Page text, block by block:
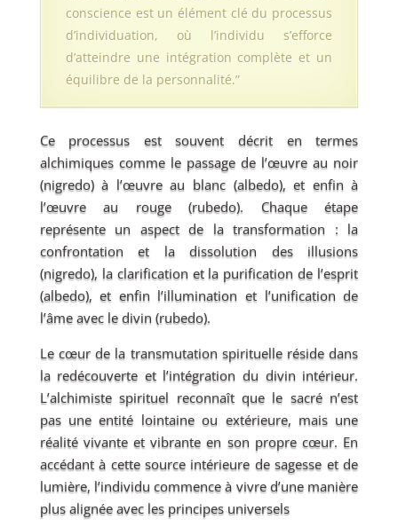
conscience est un élément clé du processus
d’individuation, où l’individu s’efforce
d’atteindre une intégration complète et un
équilibre de la personnalité.”
Ce processus est souvent décrit en termes
alchimiques comme le passage de l’œuvre au noir
(nigredo) à l’œuvre au blanc (albedo), et enfin à
l’œuvre au rouge (rubedo). Chaque étape
représente un aspect de la transformation : la
confrontation et la dissolution des illusions
(nigredo), la clarification et la purification de l’esprit
(albedo), et enfin l’illumination et l’unification de
l’âme avec le divin (rubedo).
Le cœur de la transmutation spirituelle réside dans
la redécouverte et l’intégration du divin intérieur.
L’alchimiste spirituel reconnaît que le sacré n’est
pas une entité lointaine ou extérieure, mais une
réalité vivante et vibrante en son propre cœur. En
accédant à cette source intérieure de sagesse et de
lumière, l’individu commence à vivre d’une manière
plus alignée avec les principes universels